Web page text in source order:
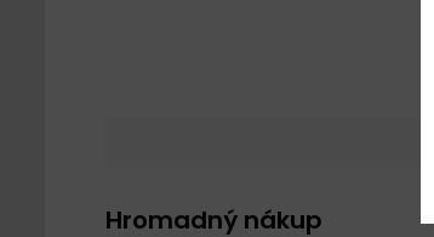
Hromadný nákup